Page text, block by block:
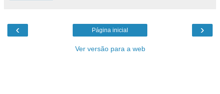
‹ ›
Página inicial
Ver versão para a web